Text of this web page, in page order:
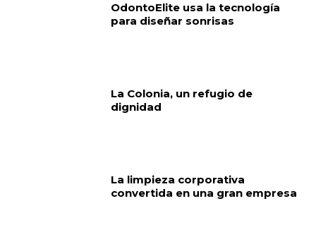
OdontoElite usa la tecnología
para diseñar sonrisas
La Colonia, un refugio de
dignidad
La limpieza corporativa
convertida en una gran empresa